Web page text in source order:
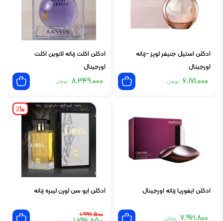
ادکلن استیل جنیفر لوپز -زنانه
اورجینال
6.171.000 تومان
ادکلن اکلت زنانه لانوین اکلت
اورجینال
8.349.000 تومان
ادکلن ایفوریا زنانه اورجینال
7.961.800 تومان
٪10
ادکلن ایو سن لورن لیبره زنانه
1.996.500
قیمت
قیمت